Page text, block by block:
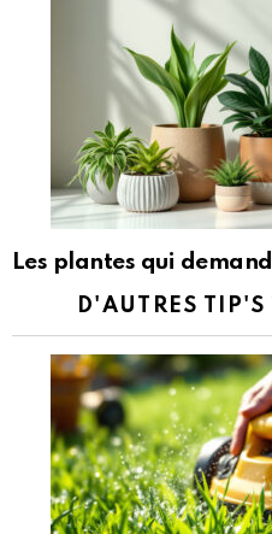
Les plantes qui
D'AUTRES